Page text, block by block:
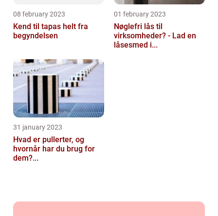
08 february 2023
Kend til tapas helt fra
begyndelsen
01 february 2023
Nøglefri lås til
virksomheder? - Lad en
låsesmed i...
31 january 2023
Hvad er pullerter, og
hvornår har du brug for
dem?...